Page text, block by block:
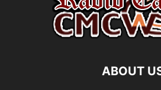
ABOUT